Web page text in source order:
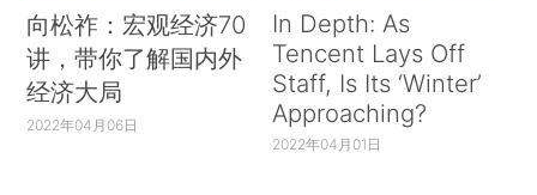
向松祚：宏观经济70
讲，带你了解国内外
经济大局
2022年04月06日
In Depth: As
Tencent Lays Off
Staff, Is Its ‘Winter’
Approaching?
2022年04月01日